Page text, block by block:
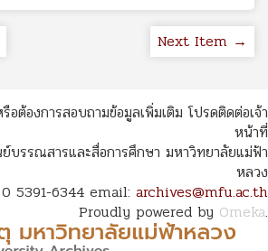
Next Item →
ต้องการสอบถามข้อมูลเพิ่มเติม โปรดติดต่อเจ้า
หน้าที่
บรรณสารและสื่อการศึกษา มหาวิทยาลัยแม่ฟ้า
หลวง
5391-6344 email: archives@mfu.ac.th
Proudly powered by Omeka.